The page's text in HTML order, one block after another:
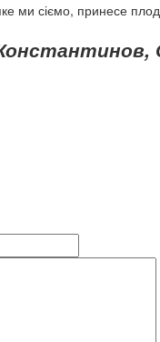
ми сіємо, принесе